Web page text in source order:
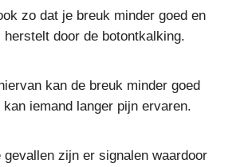
zo dat je breuk minder goed en
herstelt door de botontkalking.
kan de breuk minder goed
kan iemand langer pijn ervaren.
gevallen zijn er signalen waardoor